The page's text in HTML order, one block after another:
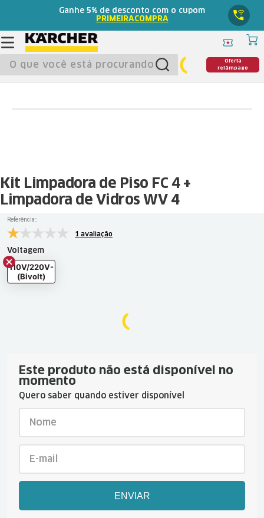
Ganhe 5% de desconto com o cupom
PRIMEIRACOMPRA
O que você está procurando?
Oferta
relâmpago
Kit Limpadora de Piso FC 4 +
Limpadora de Vidros WV 4
Referência::
1 avaliação
Voltagem
110V/220V-
(Bivolt)
Este produto não está disponível no
momento
Quero saber quando estiver disponível
ENVIAR